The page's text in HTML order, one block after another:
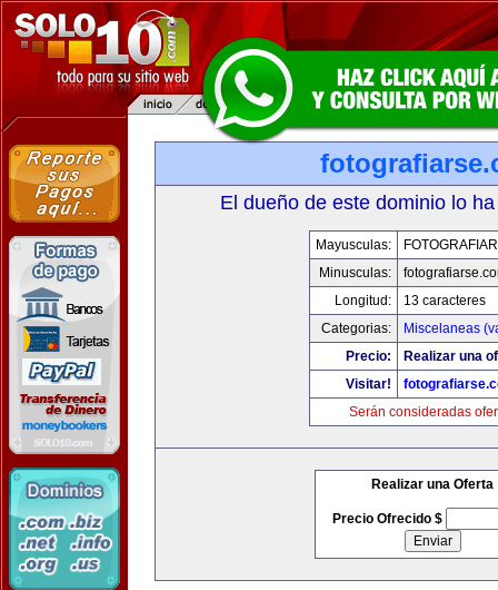
El dueño de este dominio lo
Mayusculas:
Minusculas:
Longitud:
13 caracteres
Categorias:
Miscelaneas
Precio:
Realizar una
Visitar!
Serán consideradas
Realizar una Oferta
Precio Ofrecido $